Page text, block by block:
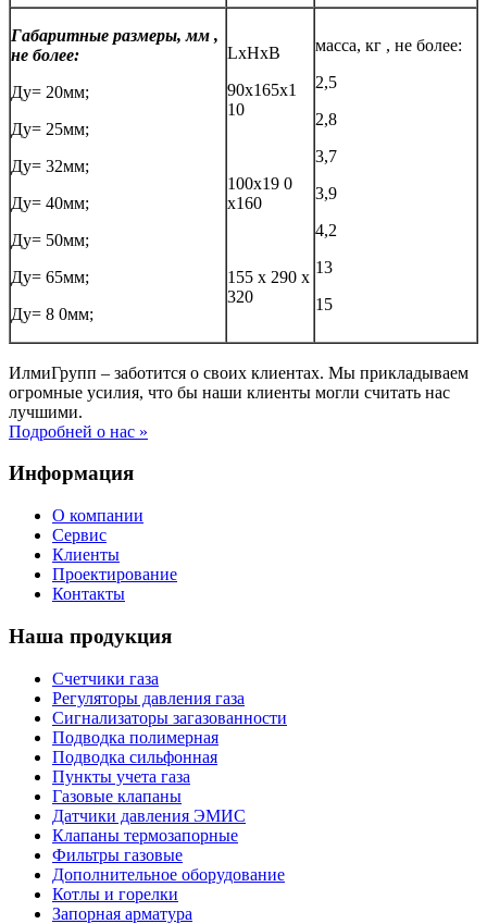
Габаритные размеры, мм ,
не более:
Ду= 20мм;
Ду= 25мм;
Ду= 32мм;
Ду= 40мм;
Ду= 50мм;
Ду= 65мм;
Ду= 8 0мм;
LxHxB
90х165х1
10
100х19 0
х160
155 х 290 х
320
масса, кг , не более:
2,5
2,8
3,7
3,9
4,2
13
15
ИлмиГрупп – заботится о своих клиентах. Мы прикладываем
огромные усилия, что бы наши клиенты могли считать нас
лучшими.
Подробней о нас »
Информация
О компании
Сервис
Клиенты
Проектирование
Контакты
Наша продукция
Счетчики газа
Регуляторы давления газа
Сигнализаторы загазованности
Подводка полимерная
Подводка сильфонная
Пункты учета газа
Газовые клапаны
Датчики давления ЭМИС
Клапаны термозапорные
Фильтры газовые
Дополнительное оборудование
Котлы и горелки
Запорная арматура